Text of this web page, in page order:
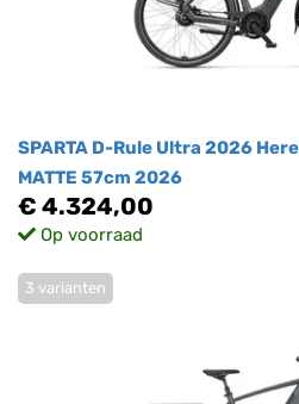
SPARTA D-Rule Ultra 2026
MATTE 57cm 2026
€ 4.324,00
Op voorraad
3 varianten